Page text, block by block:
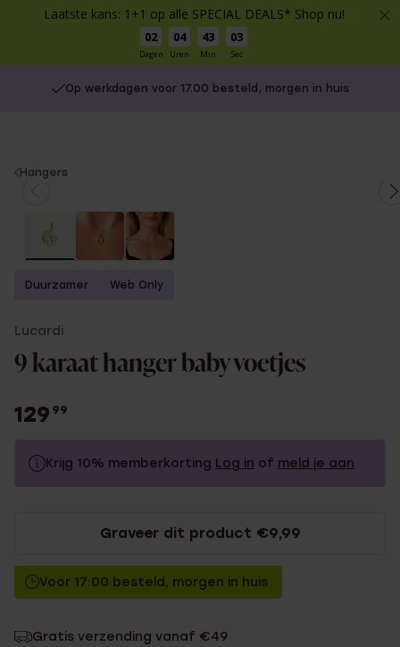
Laatste kans: 1+1 op alle SPECIAL DEALS* Shop nu!
02
Dagen
04
Uren
43
Min
03
Sec
Op werkdagen voor 17.00 besteld, morgen in huis
You
Hangers
Duurzamer Web Only
Lucardi
9 karaat hanger baby voetjes
129 99
Krijg 10% memberkorting Log in of meld je aan
Met memberkortingGraveer dit product €9,99
Voor 17:00 besteld, morgen in huis
Gratis verzending vanaf €49